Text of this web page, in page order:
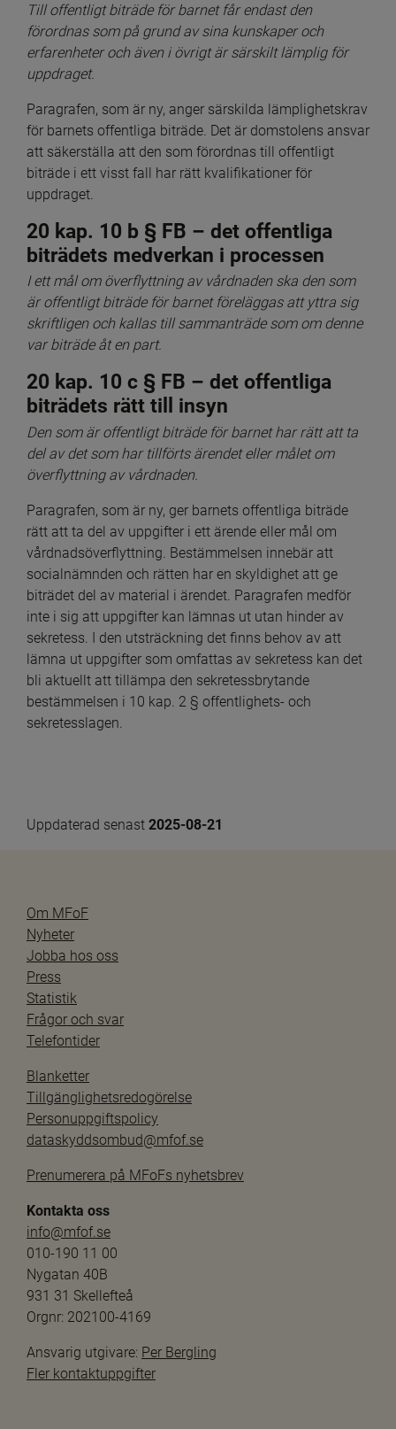
Till offentligt biträde för barnet får endast den
förordnas som på grund av sina kunskaper och
erfarenheter och även i övrigt är särskilt lämplig för
uppdraget.
Paragrafen, som är ny, anger särskilda lämplighetskrav
för barnets offentliga biträde. Det är domstolens ansvar
att säkerställa att den som förordnas till offentligt
biträde i ett visst fall har rätt kvalifikationer för
uppdraget.
20 kap. 10 b § FB – det offentliga
biträdets medverkan i processen
I ett mål om överflyttning av vårdnaden ska den som
är offentligt biträde för barnet föreläggas att yttra sig
skriftligen och kallas till sammanträde som om denne
var biträde åt en part.
20 kap. 10 c § FB – det offentliga
biträdets rätt till insyn
Den som är offentligt biträde för barnet har rätt att ta
del av det som har tillförts ärendet eller målet om
överflyttning av vårdnaden.
Paragrafen, som är ny, ger barnets offentliga biträde
rätt att ta del av uppgifter i ett ärende eller mål om
vårdnadsöverflyttning. Bestämmelsen innebär att
socialnämnden och rätten har en skyldighet att ge
biträdet del av material i ärendet. Paragrafen medför
inte i sig att uppgifter kan lämnas ut utan hinder av
sekretess. I den utsträckning det finns behov av att
lämna ut uppgifter som omfattas av sekretess kan det
bli aktuellt att tillämpa den sekretessbrytande
bestämmelsen i 10 kap. 2 § offentlighets- och
sekretesslagen.
Uppdaterad senast 2025-08-21
Om MFoF
Nyheter
Jobba hos oss
Press
Statistik
Frågor och svar
Telefontider
Blanketter
Tillgänglighetsredogörelse
Personuppgiftspolicy
dataskyddsombud@mfof.se
Prenumerera på MFoFs nyhetsbrev
Kontakta oss
info@mfof.se
010-190 11 00
Nygatan 40B
931 31 Skellefteå
Orgnr: 202100-4169
Ansvarig utgivare: Per Bergling
Fler kontaktuppgifter